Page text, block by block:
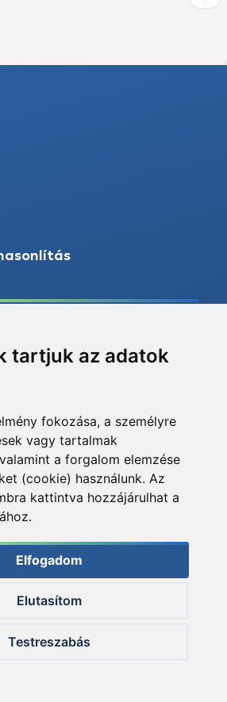
tartjuk az adatok
fokozása, a személyre
vagy tartalmak
a forgalom elemzése
(cookie) használunk. Az
kattintva hozzájárulhat a
Elfogadom
Elutasítom
Testreszabás
17:00
12:00
7758